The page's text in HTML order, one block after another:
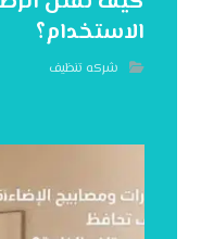
الاستخدام؟
شركه تنظيف